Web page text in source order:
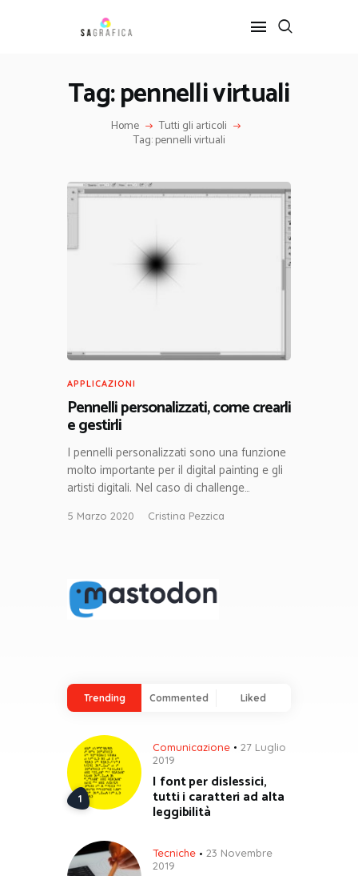
Tag: pennelli virtuali
Home Tutti gli articoli
Tag: pennelli virtuali
HOME
GRAFICA
INTERIOR DESIGN
SERVIZI
APPLICAZIONI
Pennelli personalizzati, come crearli
e gestirli
I pennelli personalizzati sono una funzione
molto importante per il digital painting e gli
artisti digitali. Nel caso di challenge…
5 Marzo 2020 Cristina Pezzica
Trending Commented Liked
Comunicazione
27 Luglio
2019
I font per dislessici,
tutti i caratteri ad alta
leggibilità
Tecniche
23 Novembre
2019